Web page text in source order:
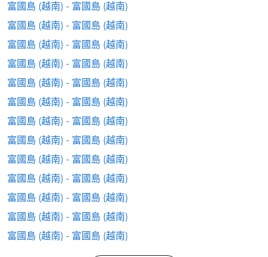
富國島 (越南) - 富國島 (越南)
富國島 (越南) - 富國島 (越南)
富國島 (越南) - 富國島 (越南)
富國島 (越南) - 富國島 (越南)
富國島 (越南) - 富國島 (越南)
富國島 (越南) - 富國島 (越南)
富國島 (越南) - 富國島 (越南)
富國島 (越南) - 富國島 (越南)
富國島 (越南) - 富國島 (越南)
富國島 (越南) - 富國島 (越南)
富國島 (越南) - 富國島 (越南)
富國島 (越南) - 富國島 (越南)
富國島 (越南) - 富國島 (越南)